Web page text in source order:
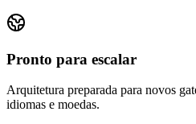
Pronto para escalar
Arquitetura preparada para novos
idiomas e moedas.